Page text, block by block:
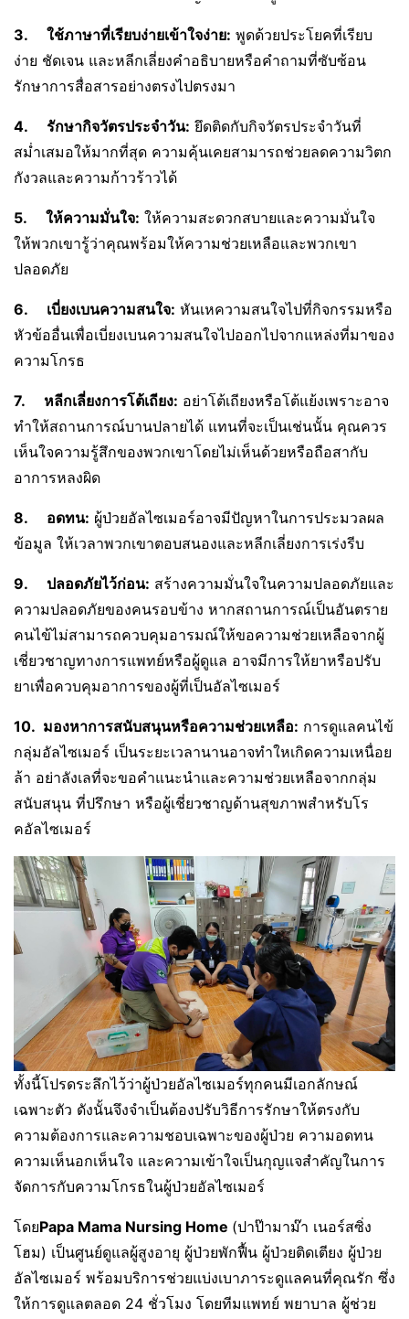
3. ใช้ภาษาที่เรียบง่ายเข้าใจง่าย: พูดด้วยประโยคที่เรียบ
ง่าย ชัดเจน และหลีกเลี่ยงคำอธิบายหรือคำถามที่ซับซ้อน
รักษาการสื่อสารอย่างตรงไปตรงมา
4. รักษากิจวัตรประจำวัน: ยึดติดกับกิจวัตรประจำวันที่
สม่ำเสมอให้มากที่สุด ความคุ้นเคยสามารถช่วยลดความวิตก
กังวลและความก้าวร้าวได้
5. ให้ความมั่นใจ: ให้ความสะดวกสบายและความมั่นใจ
ให้พวกเขารู้ว่าคุณพร้อมให้ความช่วยเหลือและพวกเขา
ปลอดภัย
6. เบี่ยงเบนความสนใจ: หันเหความสนใจไปที่กิจกรรมหรือ
หัวข้ออื่นเพื่อเบี่ยงเบนความสนใจไปออกไปจากแหล่งที่มาของ
ความโกรธ
7. หลีกเลี่ยงการโต้เถียง: อย่าโต้เถียงหรือโต้แย้งเพราะอาจ
ทำให้สถานการณ์บานปลายได้ แทนที่จะเป็นเช่นนั้น คุณควร
เห็นใจความรู้สึกของพวกเขาโดยไม่เห็นด้วยหรือถือสากับ
อาการหลงผิด
8. อดทน: ผู้ป่วยอัลไซเมอร์อาจมีปัญหาในการประมวลผล
ข้อมูล ให้เวลาพวกเขาตอบสนองและหลีกเลี่ยงการเร่งรีบ
9. ปลอดภัยไว้ก่อน: สร้างความมั่นใจในความปลอดภัยและ
ความปลอดภัยของคนรอบข้าง หากสถานการณ์เป็นอันตราย
คนไข้ไม่สามารถควบคุมอารมณ์ให้ขอความช่วยเหลือจากผู้
เชี่ยวชาญทางการแพทย์หรือผู้ดูแล อาจมีการให้ยาหรือปรับ
ยาเพื่อควบคุมอาการของผู้ที่เป็นอัลไซเมอร์
10. มองหาการสนับสนุนหรือความช่วยเหลือ: การดูแลคนไข้
กลุ่มอัลไซเมอร์ เป็นระยะเวลานานอาจทำใหเกิดความเหนื่อย
ล้า อย่าลังเลที่จะขอคำแนะนำและความช่วยเหลือจากกลุ่ม
สนับสนุน ที่ปรึกษา หรือผู้เชี่ยวชาญด้านสุขภาพสำหรับโร
คอัลไซเมอร์
ทั้งนี้โปรดระลึกไว้ว่าผู้ป่วยอัลไซเมอร์ทุกคนมีเอกลักษณ์
เฉพาะตัว ดังนั้นจึงจำเป็นต้องปรับวิธีการรักษาให้ตรงกับ
ความต้องการและความชอบเฉพาะของผู้ป่วย ความอดทน
ความเห็นอกเห็นใจ และความเข้าใจเป็นกุญแจสำคัญในการ
จัดการกับความโกรธในผู้ป่วยอัลไซเมอร์
โดยPapa Mama Nursing Home (ปาป๊ามาม๊า เนอร์สซิ่ง
โฮม) เป็นศูนย์ดูแลผู้สูงอายุ ผู้ป่วยพักฟื้น ผู้ป่วยติดเตียง ผู้ป่วย
อัลไซเมอร์ พร้อมบริการช่วยแบ่งเบาภาระดูแลคนที่คุณรัก ซึ่ง
ให้การดูแลตลอด 24 ชั่วโมง โดยทีมแพทย์ พยาบาล ผู้ช่วย